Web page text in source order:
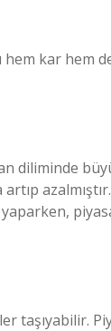
kar hem
diliminde
taşıyabilir.